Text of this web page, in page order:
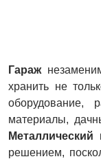
Гараж
хранить не
оборудование,
материалы,
решением,